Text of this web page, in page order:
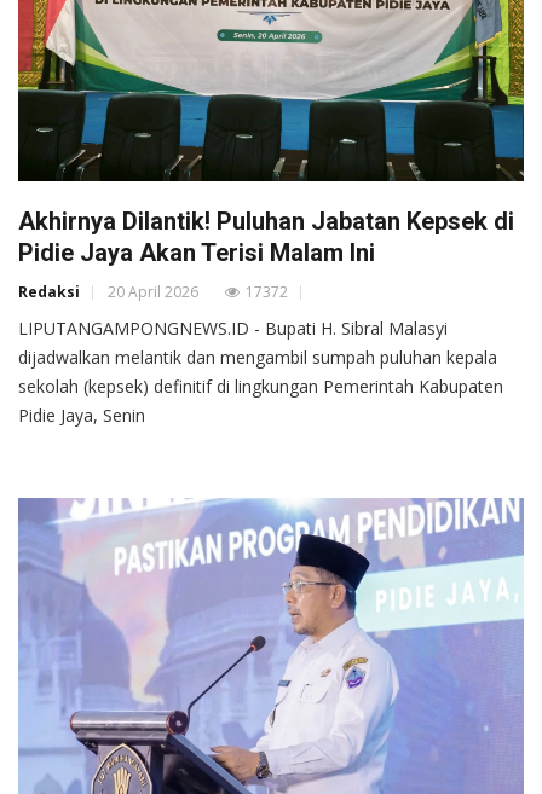
Akhirnya Dilantik! Puluhan Jabatan Kepsek di
Pidie Jaya Akan Terisi Malam Ini
Redaksi 20 April 2026 17372
LIPUTANGAMPONGNEWS.ID - Bupati H. Sibral Malasyi
dijadwalkan melantik dan mengambil sumpah puluhan kepala
sekolah (kepsek) definitif di lingkungan Pemerintah Kabupaten
Pidie Jaya, Senin